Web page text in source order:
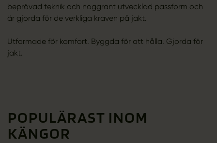
beprövad teknik och noggrant utvecklad passform och
är gjorda för de verkliga kraven på jakt.
Utformade för komfort. Byggda för att hålla. Gjorda för
jakt.
POPULÄRAST INOM
KÄNGOR